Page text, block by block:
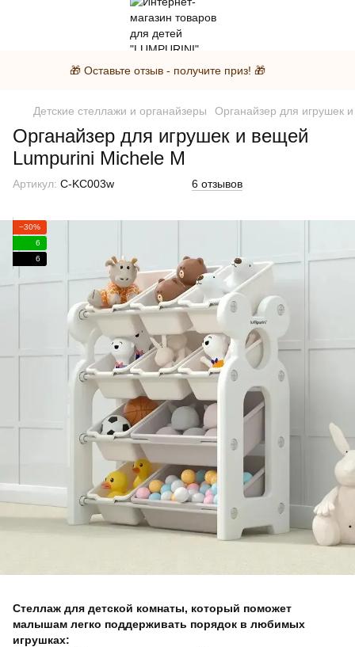
🎁 Оставьте отзыв - получите приз! 🎁
Детские стеллажи и органайзеры Органайзер для игрушек
Органайзер для игрушек и вещей
Lumpurini Michele M
Артикул: C-KC003w 6 отзывов
−30%
6
6
Стеллаж для детской комнаты, который поможет
малышам легко поддерживать порядок в любимых
игрушках: